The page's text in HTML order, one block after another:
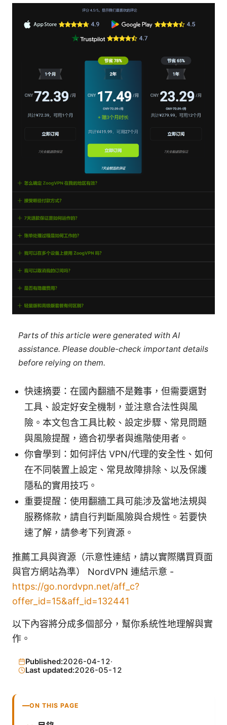
Parts of this article were generated with AI
assistance. Please double-check important details
before relying on them.
快速摘要：在國內翻牆不是難事，但需要選對
工具、設定好安全機制，並注意合法性與風
險。本文包含工具比較、設定步驟、常見問題
與風險提醒，適合初學者與進階使用者。
你會學到：如何評估 VPN/代理的安全性、如何
在不同裝置上設定、常見故障排除、以及保護
隱私的實用技巧。
重要提醒：使用翻牆工具可能涉及當地法規與
服務條款，請自行判斷風險與合規性。若要快
速了解，請參考下列資源。
推薦工具與資源（示意性連結，請以實際購買頁面
與官方網站為準） NordVPN 連結示意 -
https://go.nordvpn.net/aff_c?
offer_id=15&aff_id=132441
以下內容將分成多個部分，幫你系統性地理解與實
作。
Published:2026-04-12·
Last updated:2026-05-12
ON THIS PAGE